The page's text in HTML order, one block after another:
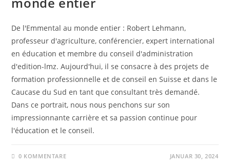
De l'Emmental au monde entier : Robert Lehmann,
professeur d'agriculture, conférencier, expert international
en éducation et membre du conseil d'administration
d'edition-lmz. Aujourd'hui, il se consacre à des projets de
formation professionnelle et de conseil en Suisse et dans le
Caucase du Sud en tant que consultant très demandé.
Dans ce portrait, nous nous penchons sur son
impressionnante carrière et sa passion continue pour
l'éducation et le conseil.
0 KOMMENTARE JANUAR 30, 2024